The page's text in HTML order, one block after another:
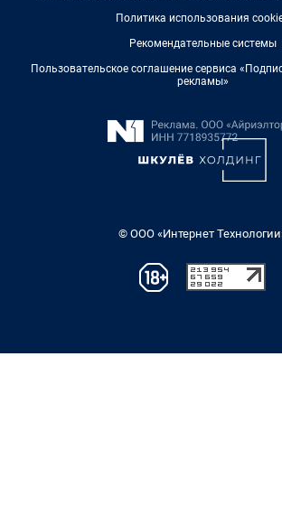
Политика использования
Рекомендательные системы
Пользовательское соглашение сервиса
рекламы»
© ООО «Интернет